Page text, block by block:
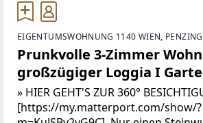
EIGENTUMSWOHNUNG 1140 WIEN, PENZING
Prunkvolle 3-Zimmer
großzügiger Loggia I
Ruheoase I 360° Rundgang
» HIER GEHT'S ZUR 360°
[https://my.matterport.com/show/?